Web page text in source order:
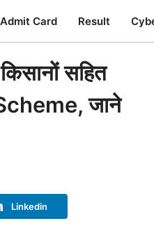
Admit Card Result
सहित
जाने
Linkedin